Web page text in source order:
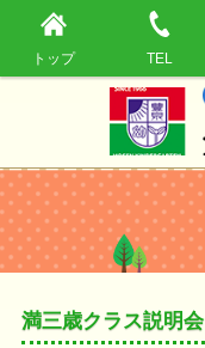
トップ TEL
満三歳クラス説明会